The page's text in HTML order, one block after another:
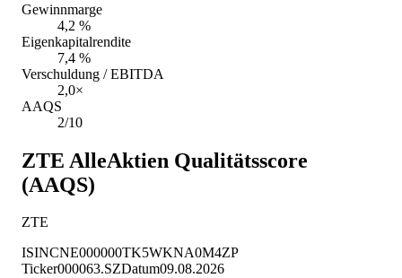
Gewinnmarge
4,2 %
Eigenkapitalrendite
7,4 %
Verschuldung / EBITDA
2,0×
AAQS
2/10
ZTE AlleAktien Qualitätsscore
(AAQS)
ZTE
ISINCNE000000TK5WKNA0M4ZP
Ticker000063.SZDatum09.08.2026